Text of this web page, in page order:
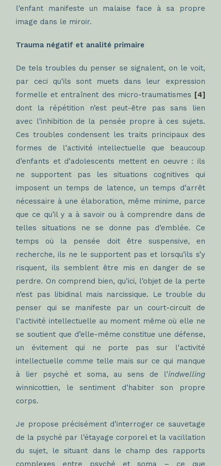
l’enfant manifeste un malaise face à sa propre
image dans le miroir.
Trauma négatif et analité primaire
De tels troubles du penser se signalent, on le voit,
par ceci qu’ils sont muets dans leur expression
formelle et entraînent des micro-traumatismes [4]
dont la répétition n’est peut-être pas sans lien
avec l’inhibition de la pensée propre à ces sujets.
Ces troubles condensent les traits principaux des
formes de l’activité intellectuelle que beaucoup
d’enfants et d’adolescents mettent en oeuvre : ils
ne supportent pas les situations cognitives qui
imposent un temps de latence, un temps d’arrêt
nécessaire à une élaboration, même minime, parce
que ce qu’il y a à savoir ou à comprendre dans de
telles situations ne se donne pas d’emblée. Ce
temps où la pensée doit être suspensive, en
recherche, ils ne le supportent pas et lorsqu’ils s’y
risquent, ils semblent être mis en danger de se
perdre. On comprend bien, qu’ici, l’objet de la perte
n’est pas libidinal mais narcissique. Le trouble du
penser qui se manifeste par un court-circuit de
l’activité intellectuelle au moment même où elle ne
se soutient que d’elle-même constitue une défense,
un évitement qui ne porte pas sur l’activité
intellectuelle comme telle mais sur ce qui manque
à lier psyché et soma, au sens de l’indwelling
winnicottien, le sentiment d’habiter son propre
corps.
Je propose précisément d’interroger ce sauvetage
de la psyché par l’étayage corporel et la vacillation
du sujet, le situant dans le champ des rapports
complexes entre psyché et soma – ce que